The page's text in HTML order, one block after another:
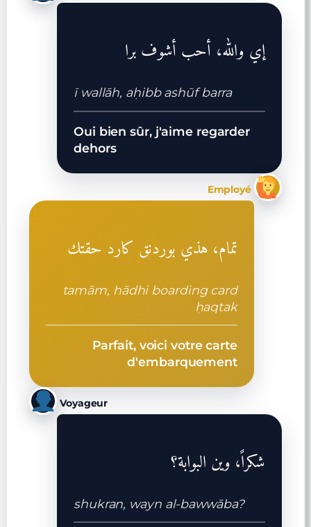
إي والله، أحب أشوف برا
ī wallāh, aḥibb ashūf barra
Oui bien sûr, j'aime regarder
dehors
Employé
تمام، هذي بوردنق كارد حقتك
tamām, hādhi boarding card
ḥaqtak
Parfait, voici votre carte
d'embarquement
Voyageur
شكراً، وين البوابة؟
shukran, wayn al-bawwāba?